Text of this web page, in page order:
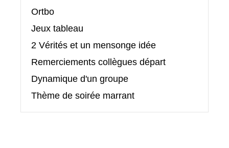
Ortbo
Jeux tableau
2 Vérités et un mensonge idée
Remerciements collègues départ
Dynamique d'un groupe
Thème de soirée marrant